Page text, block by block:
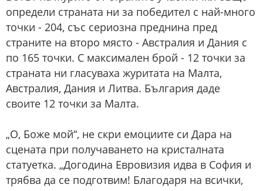
определи страната ни за победител с най-много
точки - 204, със сериозна преднина пред
страните на второ място - Австралия и Дания с
по 165 точки. С максимален брой - 12 точки за
страната ни гласуваха журитата на Малта,
Австралия, Дания и Литва. България даде
своите 12 точки за Малта.
„О, Боже мой“, не скри емоциите си Дара на
сцената при получаването на кристалната
статуетка. „Догодина Евровизия идва в София и
трябва да се подготвим! Благодаря на всички,